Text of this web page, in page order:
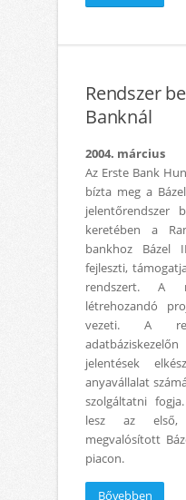
Rendszer
Banknál
2004. március
Az Erste Bank
bízta meg a
jelentőrendszer
keretében a
bankhoz Bázel
fejleszti,
rendszert. A
létrehozandó
vezeti. A
jelentések
anyavállalat
szolgáltatni
lesz az
megvalósított
piacon.
Bővebben